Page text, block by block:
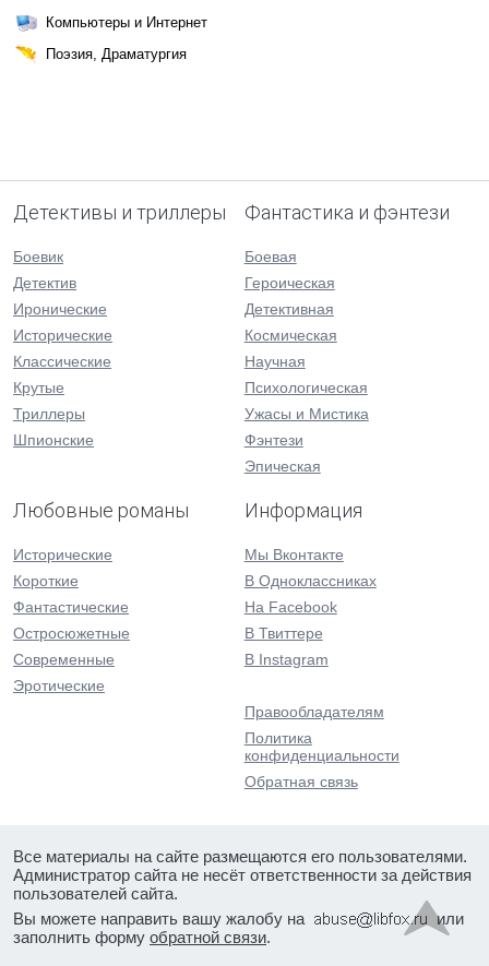
Компьютеры и Интернет
Поэзия, Драматургия
Детективы и триллеры
Боевик
Детектив
Иронические
Исторические
Классические
Крутые
Триллеры
Шпионские
Фантастика и фэнтези
Боевая
Героическая
Детективная
Космическая
Научная
Психологическая
Ужасы и Мистика
Фэнтези
Эпическая
Любовные романы
Исторические
Короткие
Фантастические
Остросюжетные
Современные
Эротические
Информация
Мы Вконтакте
В Одноклассниках
На Facebook
В Твиттере
В Instagram
Правообладателям
Политика
конфиденциальности
Обратная связь
Все материалы на сайте размещаются его пользователями.
Администратор сайта не несёт ответственности за действия
пользователей сайта.
Вы можете направить вашу жалобу на
или
заполнить форму обратной связи.